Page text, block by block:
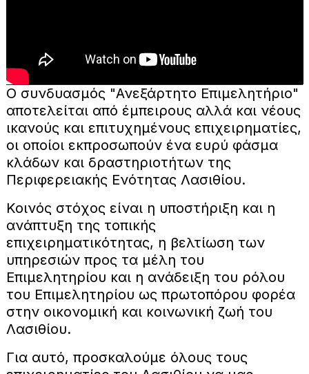
Ο συνδυασμός "Ανεξάρτητο Επιμελητήριο"
αποτελείται από έμπειρους αλλά και νέους
ικανούς και επιτυχημένους επιχειρηματίες,
οι οποίοι εκπροσωπούν ένα ευρύ φάσμα
κλάδων και δραστηριοτήτων της
Περιφερειακής Ενότητας Λασιθίου.
Κοινός στόχος είναι η υποστήριξη και η
ανάπτυξη της τοπικής
επιχειρηματικότητας, η βελτίωση των
υπηρεσιών προς τα μέλη του
Επιμελητηρίου και η ανάδειξη του ρόλου
του Επιμελητηρίου ως πρωτοπόρου φορέα
στην οικονομική και κοινωνική ζωή του
Λασιθίου.
Για αυτό, προσκαλούμε όλους τους